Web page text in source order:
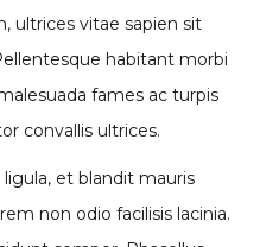
ultrices vitae sapien sit
habitant morbi
fames ac turpis
convallis ultrices.
et blandit mauris
non odio facilisis lacinia.